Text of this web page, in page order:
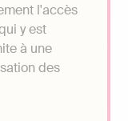
l'accès
y est
à une
des